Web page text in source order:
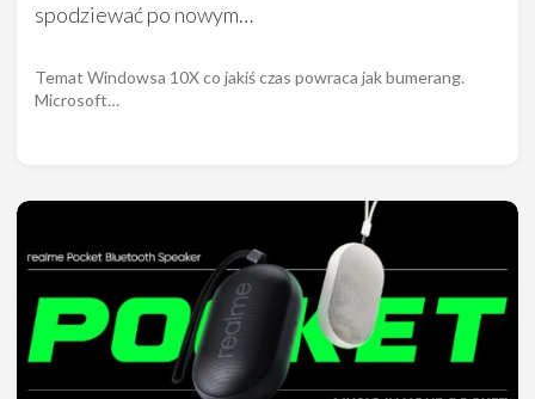
spodziewać po nowym…
Temat Windowsa 10X co jakiś czas powraca jak bumerang.
Microsoft…